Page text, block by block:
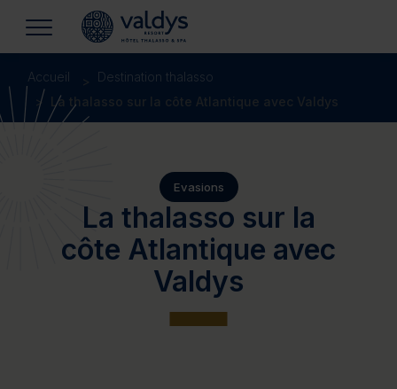
Accueil
Destination thalasso
La thalasso sur la côte Atlantique avec Valdys
Evasions
La thalasso sur la
côte Atlantique avec
Valdys